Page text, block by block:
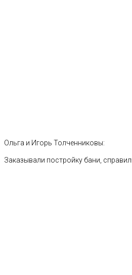
Ольга и Игорь Толченниковы:
Заказывали постройку бани,